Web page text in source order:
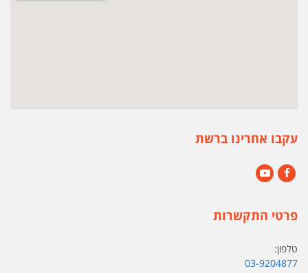
עקבו אחרינו ברשת
פרטי התקשרות
טלפון:
03-9204877